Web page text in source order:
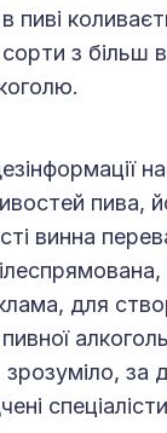
пиві
з більш
пива,
винна
для
зрозуміло,